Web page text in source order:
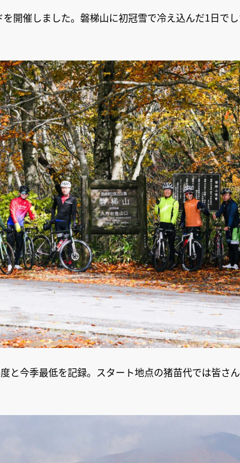
開催しました。磐梯山に初冠雪で冷え込んだ1日で
と今季最低を記録。スタート地点の猪苗代では皆さ